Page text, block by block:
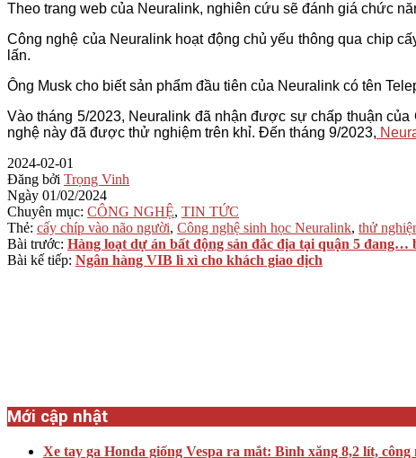
Theo trang web của Neuralink, nghiên cứu sẽ đánh giá chức
Công nghệ của Neuralink hoạt động chủ yếu thông qua chip
lấn.
Ông Musk cho biết sản phẩm đầu tiên của Neuralink có tên
Vào tháng 5/2023, Neuralink đã nhận được sự chấp thuận
nghệ này đã được thử nghiệm trên khỉ. Đến tháng 9/2023,
2024-02-01
Đăng bởi Trọng Vinh
Ngày 01/02/2024
Chuyên mục: CÔNG NGHỆ, TIN TỨC
Thẻ: cấy chíp vào não người, Công nghệ sinh học Neuralink, thử
Bài trước: Hàng loạt dự án bất động sản đắc địa tại quận 5 đang…
Bài kế tiếp: Ngân hàng VIB lì xì cho khách giao dịch
Mới cập nhật
Xe tay ga Honda giống Vespa ra mắt: Bình xăng 8,2 lít, công